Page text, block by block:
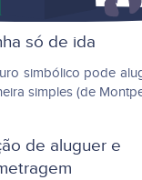
só de ida
simbólico pode
simples (de
de aluguer e